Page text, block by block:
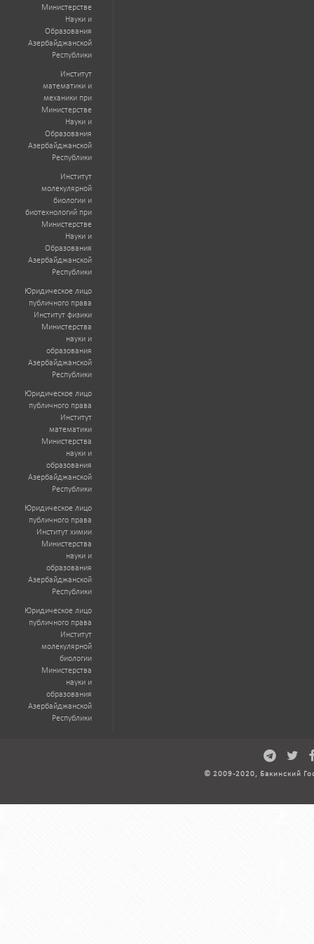
Министерстве
Науки и
Образования
Азербайджанской
Республики
Институт
математики и
механики при
Министерстве
Науки и
Образования
Азербайджанской
Республики
Институт
молекулярной
биологии и
биотехнологий при
Министерстве
Науки и
Образования
Азербайджанской
Республики
Юридическое лицо
публичного права
Институт физики
Министерства
науки и
образования
Азербайджанской
Республики
Юридическое лицо
публичного права
Институт
математики
Министерства
науки и
образования
Азербайджанской
Республики
Юридическое лицо
публичного права
Институт химии
Министерства
науки и
образования
Азербайджанской
Республики
Юридическое лицо
публичного права
Институт
молекулярной
биологии
Министерства
науки и
образования
Азербайджанской
Республики
© 2009-2020, Бакинский